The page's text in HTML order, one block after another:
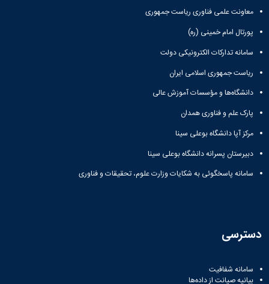
معاونت علمی فناوری ریاست جمهوری
پورتال امام خمینی (ره)
سامانه تدارکات الکترونیکی دولت
ریاست جمهوری اسلامی ایران
دانشگاه‌ها و مؤسسات آموزش عالی
پارک علم و فناوری همدان
مرکز آپا دانشگاه بوعلی سینا
دبیرستان پسرانه دانشگاه بوعلی سینا
سامانه پاسخگوئی به شکایات وزارت علوم، تحقیقات و فناوری
دسترسی
سامانه شفافیت
بیانیه صیانت از داده‌ها